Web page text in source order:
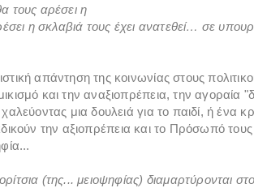
τους αρέσει η
η σκλαβιά τους έχει ανατεθεί… σε
απάντηση της κοινωνίας στους
και την αναξιοπρέπεια, την αγοραία
μια δουλειά για το παιδί, ή ένα
την αξιοπρέπεια και το Πρόσωπό
(της... μειοψηφίας) διαμαρτύρονται